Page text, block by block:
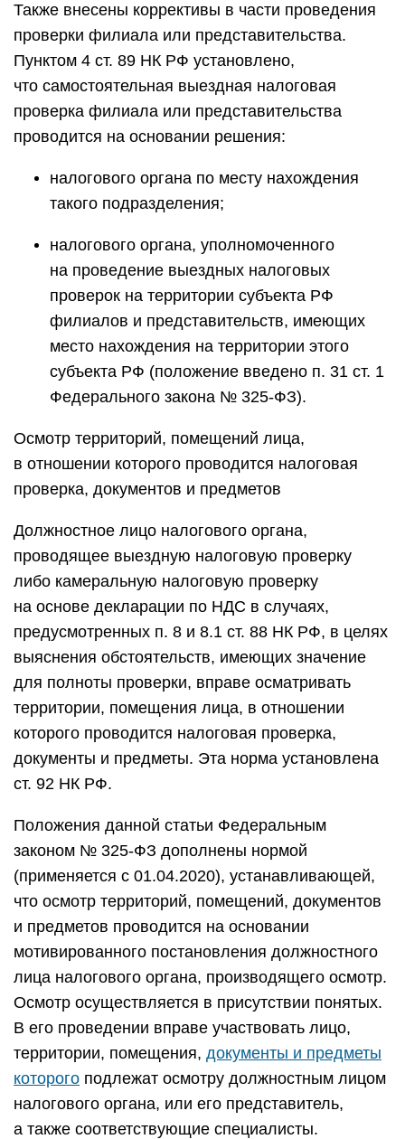
Также внесены коррективы в части проведения
проверки филиала или представительства.
Пунктом 4 ст. 89 НК РФ установлено,
что самостоятельная выездная налоговая
проверка филиала или представительства
проводится на основании решения:
налогового органа по месту нахождения
такого подразделения;
налогового органа, уполномоченного
на проведение выездных налоговых
проверок на территории субъекта РФ
филиалов и представительств, имеющих
место нахождения на территории этого
субъекта РФ (положение введено п. 31 ст. 1
Федерального закона № 325-ФЗ).
Осмотр территорий, помещений лица,
в отношении которого проводится налоговая
проверка, документов и предметов
Должностное лицо налогового органа,
проводящее выездную налоговую проверку
либо камеральную налоговую проверку
на основе декларации по НДС в случаях,
предусмотренных п. 8 и 8.1 ст. 88 НК РФ, в целях
выяснения обстоятельств, имеющих значение
для полноты проверки, вправе осматривать
территории, помещения лица, в отношении
которого проводится налоговая проверка,
документы и предметы. Эта норма установлена
ст. 92 НК РФ.
Положения данной статьи Федеральным
законом № 325-ФЗ дополнены нормой
(применяется с 01.04.2020), устанавливающей,
что осмотр территорий, помещений, документов
и предметов проводится на основании
мотивированного постановления должностного
лица налогового органа, производящего осмотр.
Осмотр осуществляется в присутствии понятых.
В его проведении вправе участвовать лицо,
территории, помещения, документы и предметы
которого подлежат осмотру должностным лицом
налогового органа, или его представитель,
а также соответствующие специалисты.